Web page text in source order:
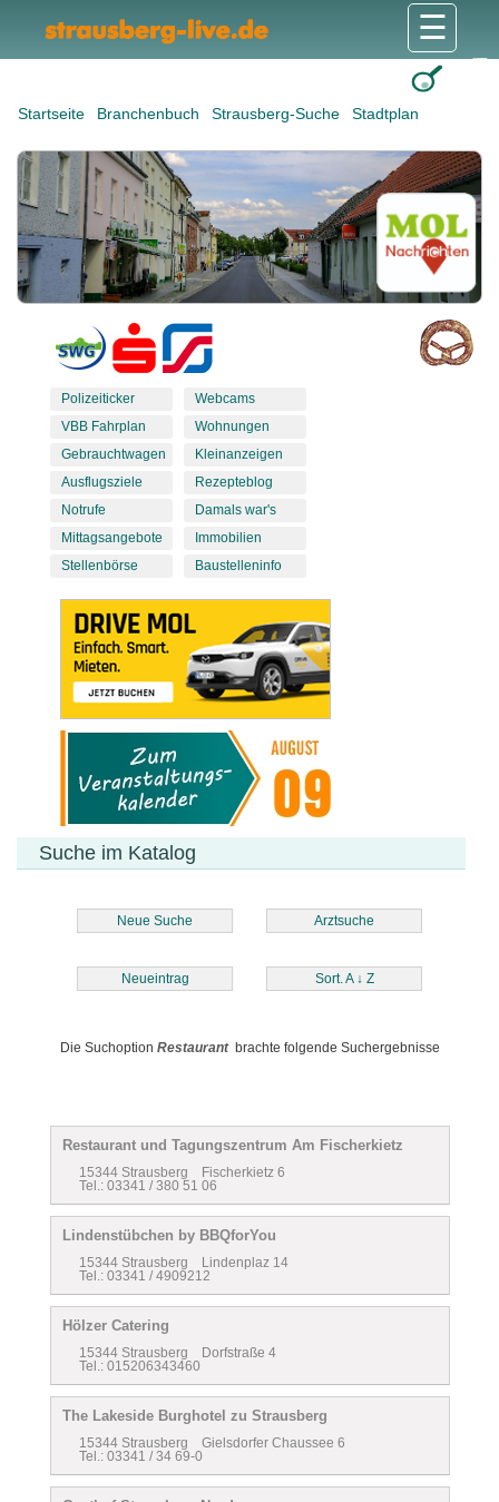
Startseite Branchenbuch Strausberg-Suche Stadtplan
☰
Polizeiticker
VBB Fahrplan
Gebrauchtwagen
Ausflugsziele
Notrufe
Mittagsangebote
Stellenbörse
Webcams
Wohnungen
Kleinanzeigen
Rezepteblog
Damals war's
Immobilien
Baustelleninfo
Suche im Katalog
Neue Suche Arztsuche
Neueintrag Sort. A ↓ Z
Die Suchoption Restaurantbrachte folgende Suchergebnisse
Restaurant und Tagungszentrum Am Fischerkietz
15344 Strausberg Fischerkietz 6
Tel.: 03341 / 380 51 06
Lindenstübchen by BBQforYou
15344 Strausberg Lindenplaz 14
Tel.: 03341 / 4909212
Hölzer Catering
15344 Strausberg Dorfstraße 4
Tel.: 015206343460
The Lakeside Burghotel zu Strausberg
15344 Strausberg Gielsdorfer Chaussee 6
Tel.: 03341 / 34 69-0